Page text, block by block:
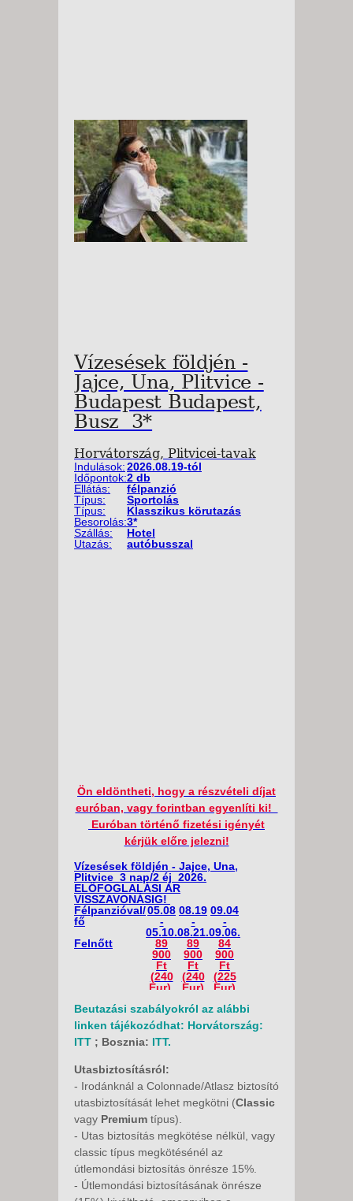
Vízesések földjén -
Jajce, Una, Plitvice -
Budapest Budapest,
Busz 3*
Horvátország, Plitvicei-tavak
Indulások:2026.08.19-tól
Időpontok:2 db
Ellátás:
félpanzió
Típus:
Sportolás
Típus:
Klasszikus körutazás
Besorolás:3*
Szállás:
Hotel
Utazás:
autóbusszal
Ön eldöntheti, hogy a részvételi díjat
euróban, vagy forintban egyenlíti ki!
Euróban történő fizetési igényét
kérjük előre jelezni!
Vízesések földjén - Jajce, Una,
Plitvice 3 nap/2 éj 2026.
ELŐFOGLALÁSI ÁR
VISSZAVONÁSIG!
Félpanzióval/
fő
05.08
-
05.10.
08.19
-
08.21.
09.04
-
09.06.
Felnőtt
89
900
Ft
(240
Eur)
89
900
Ft
(240
Eur)
84
900
Ft
(225
Eur)
felár
900
Ft (80
Eur)
900
Ft
(105
900
Ft
(160
évig 3.
ágyon
900
Ft
(200
Eur)
(225
Eur)
(215
Eur)
Figyelem!Társítási lehetőség, 2 ágyas
szobákban!
Egyágyas felár nélkül foglalható,
amennyiben vállalja a garantált társítást
2 ágyas szobában!
Beutazási szabályokról az alábbi
linken tájékozódhat: Horvátország:
ITT ; Bosznia: ITT.
Utasbiztosításról:
- Irodánknál a Colonnade/Atlasz biztosító
utasbiztosítását lehet megkötni (Classic
vagy Premium típus).
- Utas biztosítás megkötése nélkül, vagy
classic típus megkötésénél az
útlemondási biztosítás önrésze 15%.
- Útlemondási biztosításának önrésze